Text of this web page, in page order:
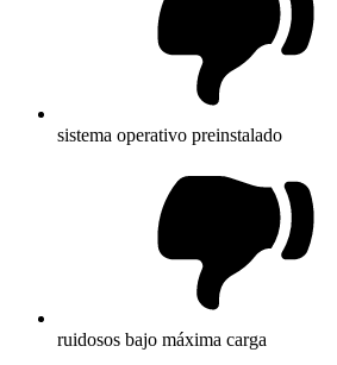
sistema operativo preinstalado
ruidosos bajo máxima carga